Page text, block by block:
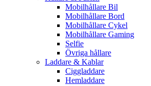
Mobilhållare Bil
Mobilhållare Bord
Mobilhållare Cykel
Mobilhållare Gaming
Selfie
Övriga hållare
Laddare & Kablar
Ciggladdare
Hemladdare